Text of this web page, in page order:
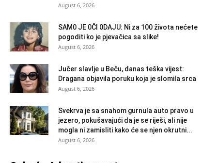
August 6, 2026
SAM0 JE 0Čl 0DAJU: Ni za 100 života nećete
pogoditi ko je pjevačica sa slike!
August 6, 2026
Jučer slavlje u Beču, danas teška vijest:
Dragana objavila poruku koja je slomila srca
August 6, 2026
Svekrva je sa snahom gurnula auto pravo u
jezero, pokušavajući da je se riješi, ali nije
mogla ni zamisliti kako će se njen okrutni...
August 6, 2026